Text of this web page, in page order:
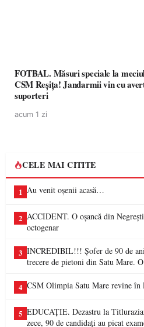
FOTBAL. Măsuri speciale la
CSM Reșița! Jandarmii vin cu
suporteri
acum 1 zi
CELE MAI CITITE
1 Au venit oșenii acasă…
2 ACCIDENT. O oșancă din
octogenar
3 INCREDIBIL!!! Șofer de 90 de
trecere de pietoni din Satu Mare.
4 CSM Olimpia Satu Mare revine în
5 EDUCAȚIE. Dezastru la
zece, 90 de candidați au picat